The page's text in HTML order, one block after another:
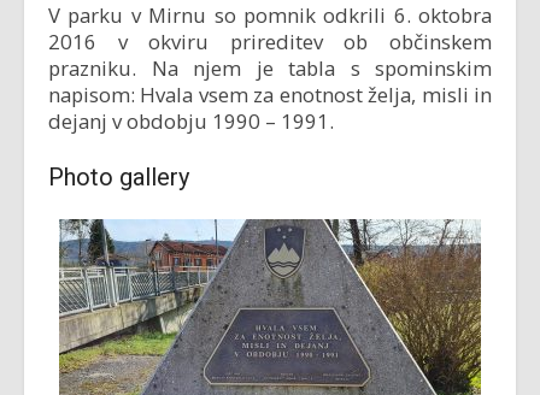
V parku v Mirnu so pomnik odkrili 6. oktobra
2016 v okviru prireditev ob občinskem
prazniku. Na njem je tabla s spominskim
napisom: Hvala vsem za enotnost želja, misli in
dejanj v obdobju 1990 – 1991.
Photo gallery